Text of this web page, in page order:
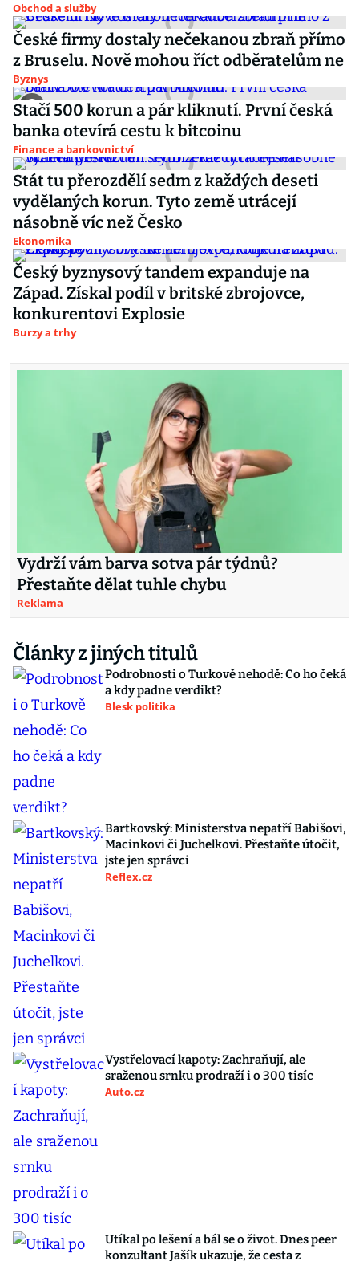
Obchod a služby
České firmy dostaly nečekanou zbraň přímo
z Bruselu. Nově mohou říct odběratelům ne
Byznys
Stačí 500 korun a pár kliknutí. První česká
banka otevírá cestu k bitcoinu
Finance a bankovnictví
Stát tu přerozdělí sedm z každých deseti
vydělaných korun. Tyto země utrácejí
násobně víc než Česko
Ekonomika
Český byznysový tandem expanduje na
Západ. Získal podíl v britské zbrojovce,
konkurentovi Explosie
Burzy a trhy
Vydrží vám barva sotva pár týdnů?
Přestaňte dělat tuhle chybu
Reklama
Články z jiných titulů
Podrobnosti o Turkově nehodě: Co ho čeká
a kdy padne verdikt?
Blesk politika
Bartkovský: Ministerstva nepatří Babišovi,
Macinkovi či Juchelkovi. Přestaňte útočit,
jste jen správci
Reflex.cz
Vystřelovací kapoty: Zachraňují, ale
sraženou srnku prodraží i o 300 tisíc
Auto.cz
Utíkal po lešení a bál se o život. Dnes peer
konzultant Jašík ukazuje, že cesta z